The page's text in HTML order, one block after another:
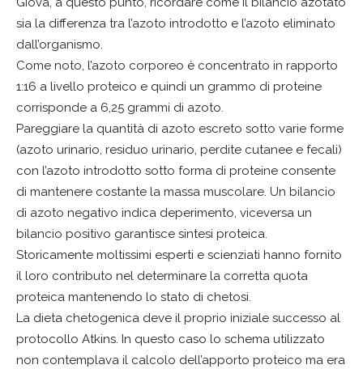
sia la differenza tra l’azoto introdotto e l’azoto eliminato
dall’organismo.
Come noto, l’azoto corporeo è concentrato in rapporto
1:16 a livello proteico e quindi un grammo di proteine
corrisponde a 6,25 grammi di azoto.
Pareggiare la quantità di azoto escreto sotto varie forme
(azoto urinario, residuo urinario, perdite cutanee e fecali)
con l’azoto introdotto sotto forma di proteine consente
di mantenere costante la massa muscolare. Un bilancio
di azoto negativo indica deperimento, viceversa un
bilancio positivo garantisce sintesi proteica.
Storicamente moltissimi esperti e scienziati hanno fornito
il loro contributo nel determinare la corretta quota
proteica mantenendo lo stato di chetosi.
La dieta chetogenica deve il proprio iniziale successo al
protocollo Atkins. In questo caso lo schema utilizzato
non contemplava il calcolo dell’apporto proteico ma era